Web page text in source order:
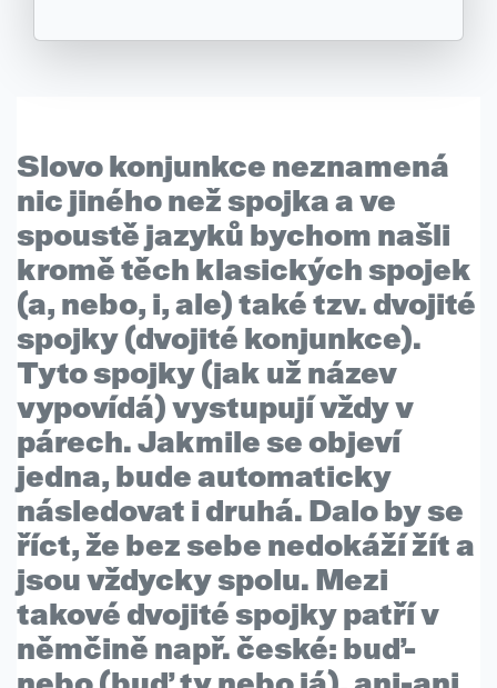
Slovo konjunkce neznamená
nic jiného než spojka a ve
spoustě jazyků bychom našli
kromě těch klasických spojek
(a, nebo, i, ale) také tzv. dvojité
spojky (dvojité konjunkce).
Tyto spojky (jak už název
vypovídá) vystupují vždy v
párech. Jakmile se objeví
jedna, bude automaticky
následovat i druhá. Dalo by se
říct, že bez sebe nedokáží žít a
jsou vždycky spolu. Mezi
takové dvojité spojky patří v
němčině např. české: buď-